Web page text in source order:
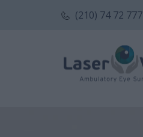
(210) 74 72 777